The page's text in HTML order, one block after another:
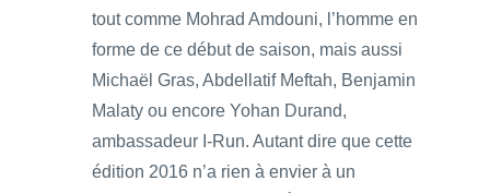
tout comme Mohrad Amdouni, l’homme en
forme de ce début de saison, mais aussi
Michaël Gras, Abdellatif Meftah, Benjamin
Malaty ou encore Yohan Durand,
ambassadeur I-Run. Autant dire que cette
édition 2016 n’a rien à envier à un